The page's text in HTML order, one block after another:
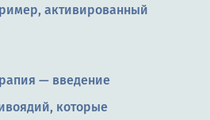
активированный
— введение
которые